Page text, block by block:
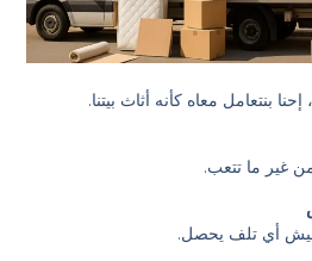
معاه كأنه أثاث بيتنا.
غير ما تتعب.
أي تلف يحصل.